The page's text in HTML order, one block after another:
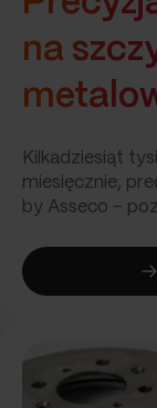
na
Kilkadziesiąt
miesięcznie,
by Asseco –